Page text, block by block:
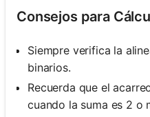
Consejos para
Siempre verifica la
binarios.
Recuerda que el
cuando la suma es 2 o